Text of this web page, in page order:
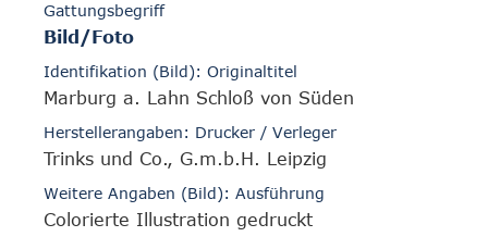
Gattungsbegriff
Bild/Foto
Identifikation (Bild): Originaltitel
Marburg a. Lahn Schloß von Süden
Herstellerangaben: Drucker / Verleger
Trinks und Co., G.m.b.H. Leipzig
Weitere Angaben (Bild): Ausführung
Colorierte Illustration gedruckt